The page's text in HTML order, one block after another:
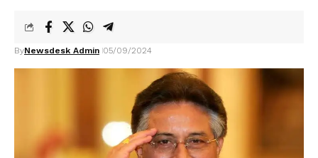
ByNewsdesk Admin 05/09/2024